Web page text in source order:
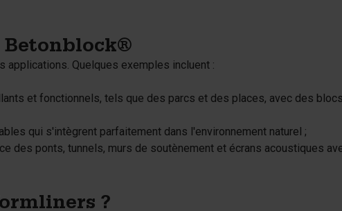
Quelques exemples incluent :
et fonctionnels, tels que des parcs et des places, avec des
qui s'intègrent parfaitement dans l'environnement naturel ;
des ponts, tunnels, murs de soutènement et écrans acoustiques
?